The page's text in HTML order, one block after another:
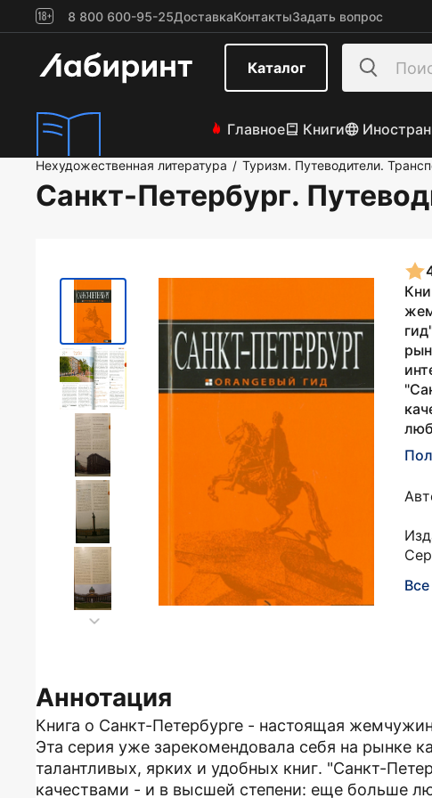
8 800 600-95-25ДоставкаКонтактыЗадать вопрос
Каталог
Главное Книги
Нехудожественная литература / Туризм. Путеводители.
Санкт-Петербург.
Аннотация
Книга о Санкт-Петербурге - настоящая
Эта серия уже зарекомендовала себя на рынке
талантливых, ярких и удобных книг. "Санкт-
качествами - и в высшей степени: еще больше